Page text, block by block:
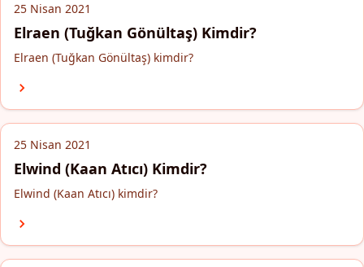
25 Nisan 2021
Elraen (Tuğkan Gönültaş) Kimdir?
Elraen (Tuğkan Gönültaş) kimdir?
25 Nisan 2021
Elwind (Kaan Atıcı) Kimdir?
Elwind (Kaan Atıcı) kimdir?